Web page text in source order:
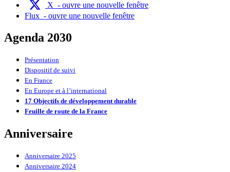
X - ouvre une nouvelle fenêtre
Flux - ouvre une nouvelle fenêtre
Agenda 2030
Présentation
Dispositif de suivi
En France
En Europe et à l’international
17 Objectifs de développement durable
Feuille de route de la France
Anniversaire
Anniversaire 2025
Anniversaire 2024